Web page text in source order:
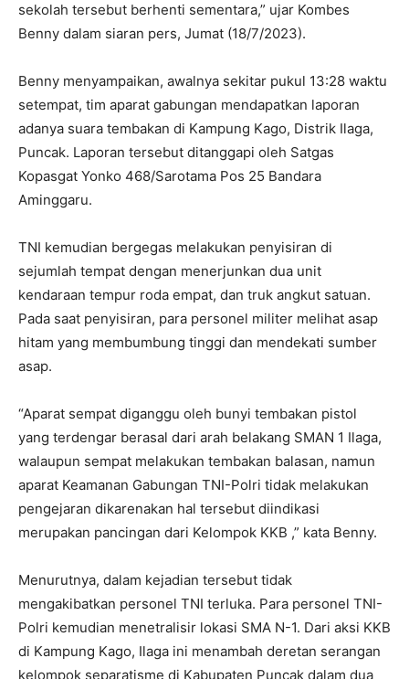
sekolah tersebut berhenti sementara,” ujar Kombes
Benny dalam siaran pers, Jumat (18/7/2023).
Benny menyampaikan, awalnya sekitar pukul 13:28 waktu
setempat, tim aparat gabungan mendapatkan laporan
adanya suara tembakan di Kampung Kago, Distrik Ilaga,
Puncak. Laporan tersebut ditanggapi oleh Satgas
Kopasgat Yonko 468/Sarotama Pos 25 Bandara
Aminggaru.
TNI kemudian bergegas melakukan penyisiran di
sejumlah tempat dengan menerjunkan dua unit
kendaraan tempur roda empat, dan truk angkut satuan.
Pada saat penyisiran, para personel militer melihat asap
hitam yang membumbung tinggi dan mendekati sumber
asap.
“Aparat sempat diganggu oleh bunyi tembakan pistol
yang terdengar berasal dari arah belakang SMAN 1 Ilaga,
walaupun sempat melakukan tembakan balasan, namun
aparat Keamanan Gabungan TNI-Polri tidak melakukan
pengejaran dikarenakan hal tersebut diindikasi
merupakan pancingan dari Kelompok KKB ,” kata Benny.
Menurutnya, dalam kejadian tersebut tidak
mengakibatkan personel TNI terluka. Para personel TNI-
Polri kemudian menetralisir lokasi SMA N-1. Dari aksi KKB
di Kampung Kago, Ilaga ini menambah deretan serangan
kelompok separatisme di Kabupaten Puncak dalam dua